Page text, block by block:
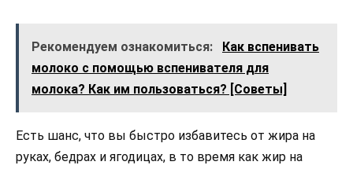
Рекомендуем ознакомиться:
Как вспенивать
молоко с помощью вспенивателя для
молока? Как им пользоваться? [Советы]
Есть шанс, что вы быстро избавитесь от жира на
руках, бедрах и ягодицах, в то время как жир на